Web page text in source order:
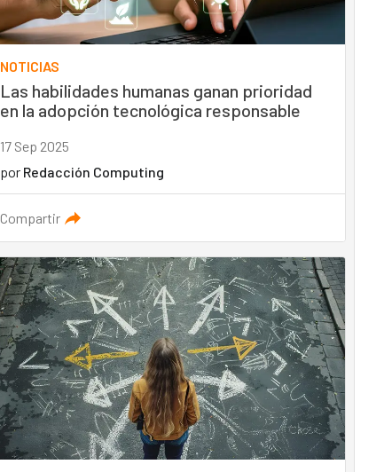
NOTICIAS
Las habilidades humanas ganan prioridad
en la adopción tecnológica responsable
17 Sep 2025
por Redacción Computing
Compartir